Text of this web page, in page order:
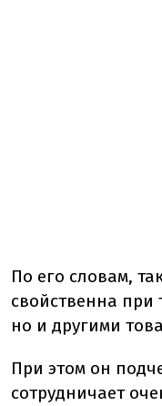
По его словам,
свойственна при
но и другими
При этом он
сотрудничает